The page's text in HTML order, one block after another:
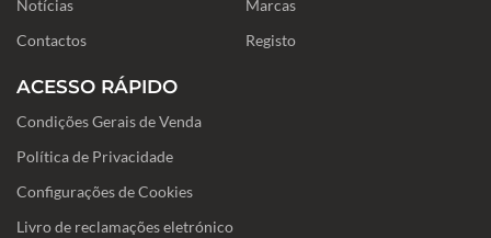
Notícias
Contactos
Marcas
Registo
ACESSO RÁPIDO
Condições Gerais de Venda
Política de Privacidade
Configurações de Cookies
Livro de reclamações eletrónico